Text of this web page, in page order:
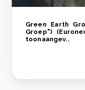
Green Earth
Groep")
toonaangev..